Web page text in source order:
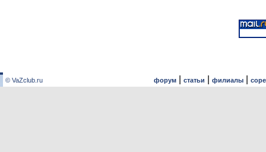
© VaZclub.ru форум| статьи филиалы|